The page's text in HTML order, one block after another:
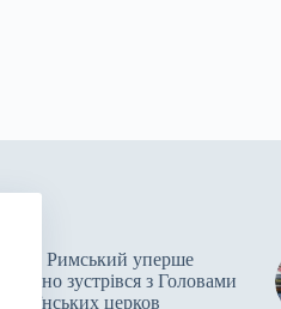
Папа Римський уперше
спільно зустрівся з Головами
українських церков